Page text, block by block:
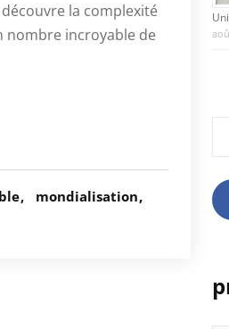
la complexité
nombre incroyable de
mondialisation